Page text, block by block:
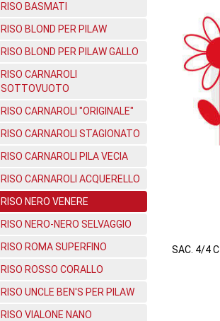
RISO BASMATI
RISO BLOND PER PILAW
RISO BLOND PER PILAW GALLO
RISO CARNAROLI
SOTTOVUOTO
RISO CARNAROLI "ORIGINALE"
RISO CARNAROLI STAGIONATO
RISO CARNAROLI PILA VECIA
RISO CARNAROLI ACQUERELLO
RISO NERO VENERE
RISO NERO-NERO SELVAGGIO
RISO ROMA SUPERFINO
RISO ROSSO CORALLO
RISO UNCLE BEN'S PER PILAW
RISO VIALONE NANO
SAC. 4/4